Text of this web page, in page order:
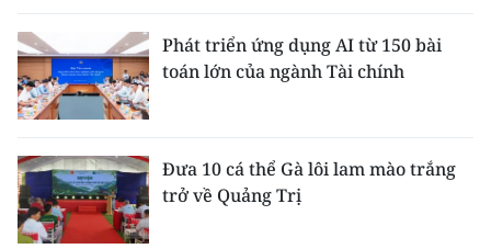
Phát triển ứng dụng AI từ 150 bài
toán lớn của ngành Tài chính
Đưa 10 cá thể Gà lôi lam mào trắng
trở về Quảng Trị